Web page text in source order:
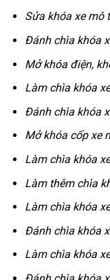
Sửa khóa xe mô
Đánh chìa khóa
Mở khóa điện,
Làm chìa khóa
Đánh chìa khóa
Mở khóa cốp xe
Làm chìa khóa
Làm thêm chìa
Làm chìa khóa
Đánh chìa khóa
Làm chìa khóa